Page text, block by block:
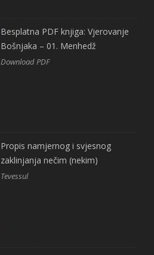
Besplatna PDF knjiga: Vjerovanje
Bošnjaka – 01. Menhedž
Download PDF
Propis namjernog i svjesnog
zaklinjanja nečim (nekim)
Tevessul